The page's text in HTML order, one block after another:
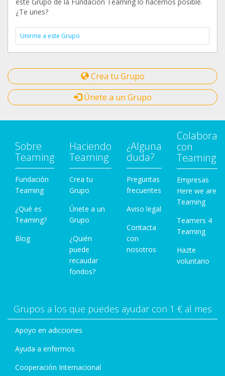
este Grupo de la Fundación Teaming lo hacemos posible.
¿Te unes?
Unirme a este Grupo
Crea tu Grupo
Únete a un Grupo
Sobre
Teaming
Fundación
Teaming
¿Qué es
Teaming?
Blog
Haciendo
Teaming
Crea tu
Grupo
Únete a un
Grupo
¿Quién
puede
recaudar
fondos?
¿Alguna
duda?
Preguntas
frecuentes
Aviso legal
Contacta
con
nosotros
Colabora
con
Teaming
Empresas
Here we are
Teaming
Teamers 4
Teaming
Hazte
voluntario
Grupos a los que puedes ayudar con 1 € al mes
Apoyo en adicciones
Ayuda a enfermos
Cooperación Internacional